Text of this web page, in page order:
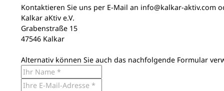
Kontaktieren Sie uns per E-Mail an info@kalkar-aktiv.com
Kalkar aKtiv e.V.
Grabenstraße 15
47546 Kalkar
Alternativ können Sie auch das nachfolgende Formular